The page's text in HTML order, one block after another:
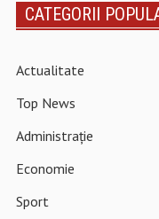
CATEGORII
Actualitate
Top News
Administrație
Economie
Sport